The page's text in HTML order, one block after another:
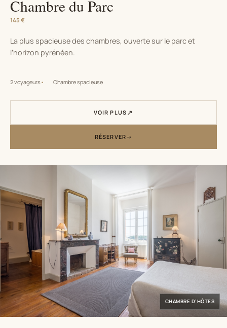
Chambre du Parc
145 €
La plus spacieuse des chambres, ouverte sur le parc et
l’horizon pyrénéen.
2 voyageurs Chambre spacieuse
VOIR PLUS
RÉSERVER
CHAMBRE D’HÔTES